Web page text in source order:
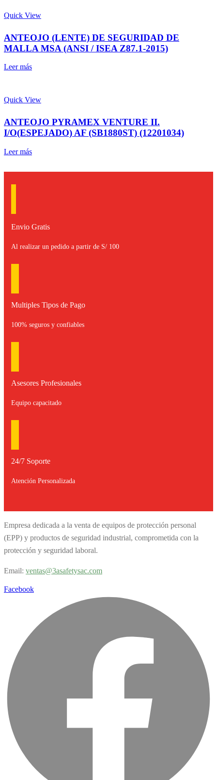
Quick View
ANTEOJO (LENTE) DE SEGURIDAD DE
MALLA MSA (ANSI / ISEA Z87.1-2015)
Leer más
Quick View
ANTEOJO PYRAMEX VENTURE II.
I/O(ESPEJADO) AF (SB1880ST) (12201034)
Leer más
Envio Gratis
Al realizar un pedido a partir de S/ 100
Multiples Tipos de Pago
100% seguros y confiables
Asesores Profesionales
Equipo capacitado
24/7 Soporte
Atención Personalizada
Empresa dedicada a la venta de equipos de protección personal
(EPP) y productos de seguridad industrial, comprometida con la
protección y seguridad laboral.
Email: ventas@3asafetysac.com
Facebook